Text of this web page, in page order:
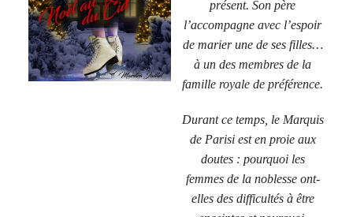
présent. Son père
l’accompagne avec l’espoir
de marier une de ses filles…
à un des membres de la
famille royale de préférence.
Durant ce temps, le Marquis
de Parisi est en proie aux
doutes : pourquoi les
femmes de la noblesse ont-
elles des difficultés à être